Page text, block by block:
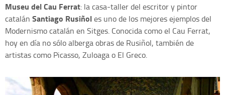
Museu del Cau Ferrat: la casa-taller del escritor y pintor
catalán Santiago Rusiñoles uno de los mejores ejemplos del
Modernismo catalán en Sitges. Conocida como el Cau Ferrat,
hoy en día no sólo alberga obras de Rusiñol, también de
artistas como Picasso, Zuloaga o El Greco.